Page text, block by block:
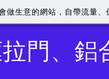
門、
做生意的網站，自帶流量、